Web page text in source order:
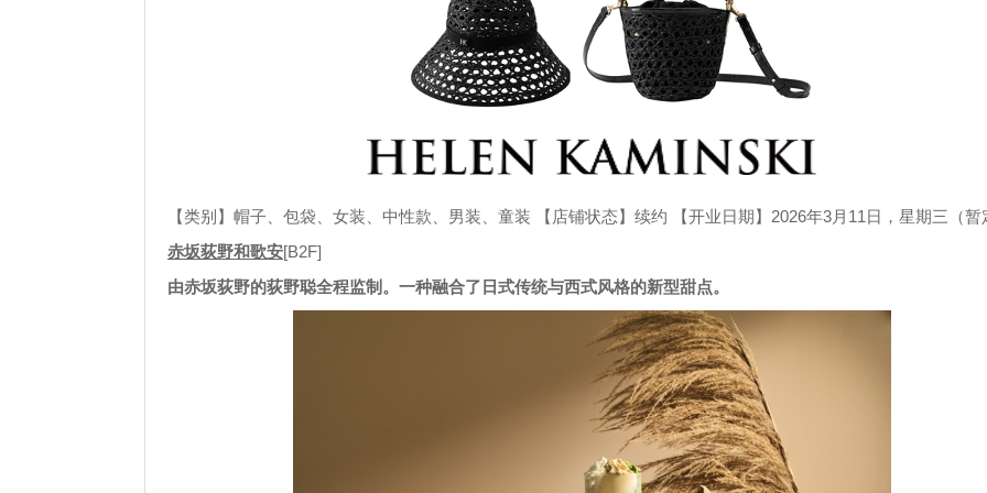
【类别】帽子、包袋、女装、中性款、男装、童装 【店铺状态】续约 【开业日期】2026年3月11日，星期三（暂
赤坂荻野和歌安[B2F]
由赤坂荻野的荻野聪全程监制。一种融合了日式传统与西式风格的新型甜点。